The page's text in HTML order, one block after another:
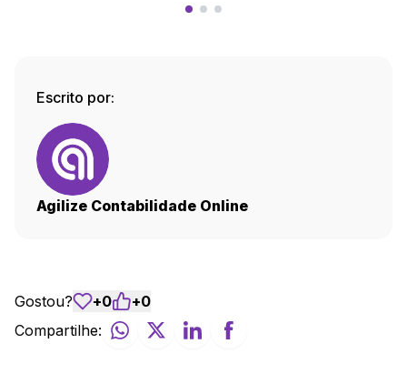
Escrito por:
Agilize Contabilidade Online
Gostou? +0 +0
Compartilhe: